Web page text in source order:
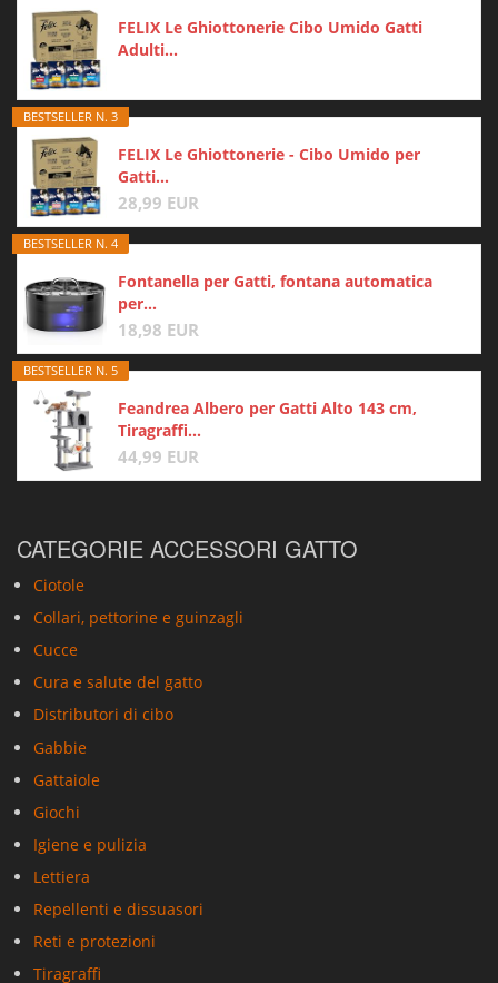
FELIX Le Ghiottonerie Cibo Umido Gatti
Adulti...
BESTSELLER N. 3
FELIX Le Ghiottonerie - Cibo Umido per
Gatti...
28,99 EUR
BESTSELLER N. 4
Fontanella per Gatti, fontana automatica
per...
18,98 EUR
BESTSELLER N. 5
Feandrea Albero per Gatti Alto 143 cm,
Tiragraffi...
44,99 EUR
CATEGORIE ACCESSORI GATTO
Ciotole
Collari, pettorine e guinzagli
Cucce
Cura e salute del gatto
Distributori di cibo
Gabbie
Gattaiole
Giochi
Igiene e pulizia
Lettiera
Repellenti e dissuasori
Reti e protezioni
Tiragraffi